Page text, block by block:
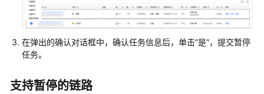
概
览
数
步
在弹出的确认对话框中，确认任务信息后，单击“是”，提交暂停
任务。
支持暂停的链路